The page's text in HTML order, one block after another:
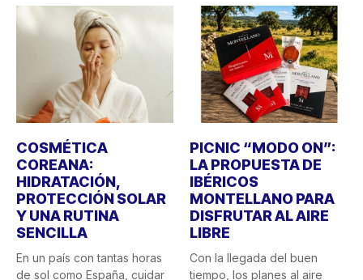
COSMÉTICA
COREANA:
HIDRATACIÓN,
PROTECCIÓN SOLAR
Y UNA RUTINA
SENCILLA
En un país con tantas horas
de sol como España, cuidar
PICNIC “MODO ON”:
LA PROPUESTA DE
IBÉRICOS
MONTELLANO PARA
DISFRUTAR AL AIRE
LIBRE
Con la llegada del buen
tiempo, los planes al aire